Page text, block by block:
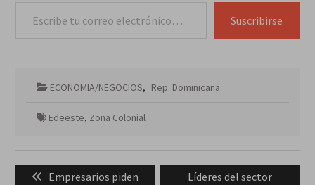
Suscribirse
ECONOMIA/NEGOCIOS, Rep. Dominicana
Edeeste, Zona Colonial
Navegación
Previous
Empresarios piden
Next
Líderes del sector